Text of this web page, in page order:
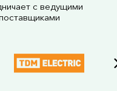
с ведущими